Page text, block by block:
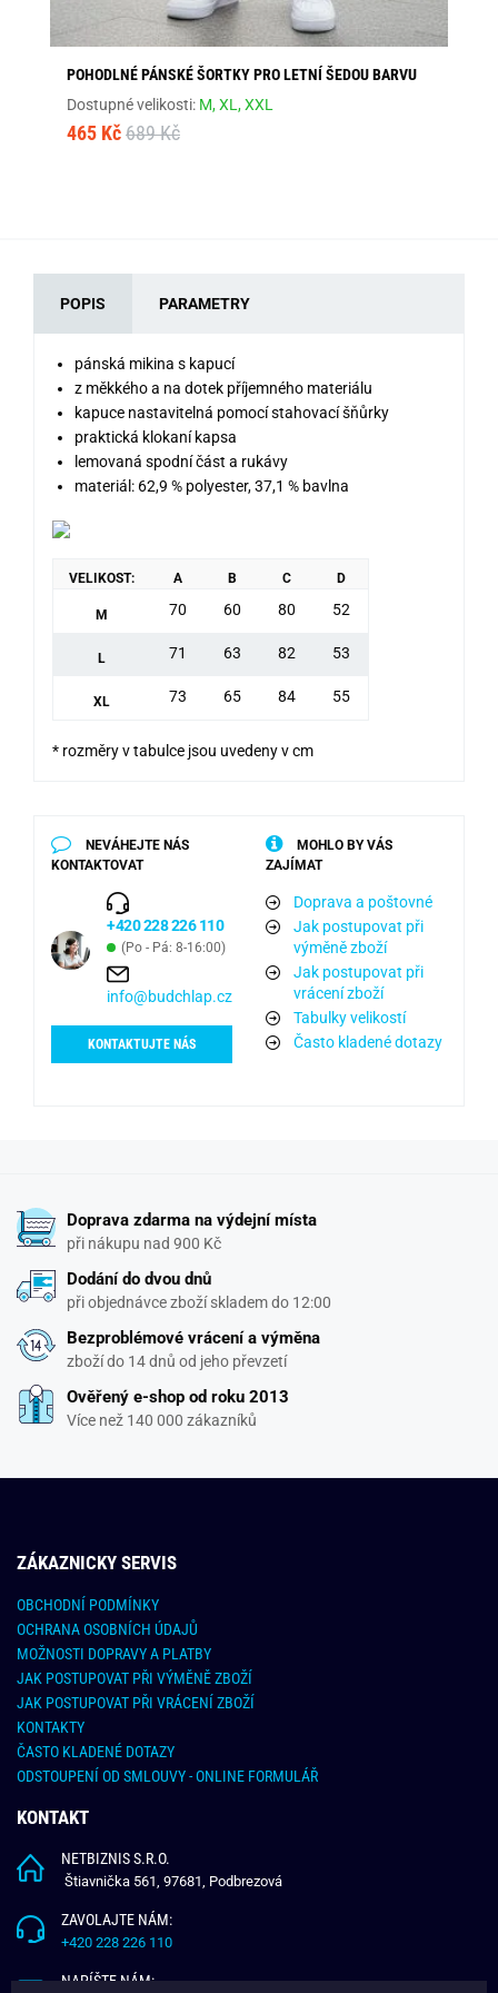
POHODLNÉ PÁNSKÉ ŠORTKY PRO LETNÍ ŠEDOU BARVU
Dostupné velikosti: M,XL,XXL
465 Kč 689 Kč
POPIS PARAMETRY
pánská mikina s kapucí
z měkkého a na dotek příjemného materiálu
kapuce nastavitelná pomocí stahovací šňůrky
praktická klokaní kapsa
lemovaná spodní část a rukávy
materiál: 62,9 % polyester, 37,1 % bavlna
VELIKOST: A B C D
M 70 60 80 52
L 71 63 82 53
XL 73 65 84 55
* rozměry v tabulce jsou uvedeny v cm
NEVÁHEJTE NÁS
KONTAKTOVAT
+420 228 226 110
(Po - Pá: 8-16:00)
info@budchlap.cz
KONTAKTUJTE NÁS
MOHLO BY VÁS
ZAJÍMAT
Doprava a poštovné
Jak postupovat při
výměně zboží
Jak postupovat při
vrácení zboží
Tabulky velikostí
Často kladené dotazy
Doprava zdarma na výdejní místa
při nákupu nad 900 Kč
Dodání do dvou dnů
při objednávce zboží skladem do 12:00
Bezproblémové vrácení a výměna
zboží do 14 dnů od jeho převzetí
Ověřený e-shop od roku 2013
Více než 140 000 zákazníků
ZÁKAZNICKY SERVIS
OBCHODNÍ PODMÍNKY
OCHRANA OSOBNÍCH ÚDAJŮ
MOŽNOSTI DOPRAVY A PLATBY
JAK POSTUPOVAT PŘI VÝMĚNĚ ZBOŽÍ
JAK POSTUPOVAT PŘI VRÁCENÍ ZBOŽÍ
KONTAKTY
ČASTO KLADENÉ DOTAZY
ODSTOUPENÍ OD SMLOUVY - ONLINE FORMULÁŘ
KONTAKT
NETBIZNIS S.R.O.
Štiavnička 561, 97681, Podbrezová
ZAVOLAJTE NÁM:
+420 228 226 110
NAPÍŠTE NÁM: